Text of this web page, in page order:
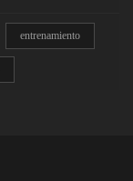
entrenamiento